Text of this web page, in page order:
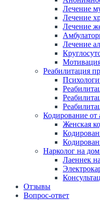
Лечение
Лечение
Лечение
Лечение
Реабилитация
Кодирование от
Женская
Нарколог на
Лаеннек
Отзывы
Вопрос-ответ